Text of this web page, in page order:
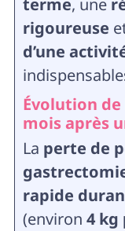
terme, une
rigoureuse
d’une
Évolution
mois après
La perte de
rapide
(environ 4 kg